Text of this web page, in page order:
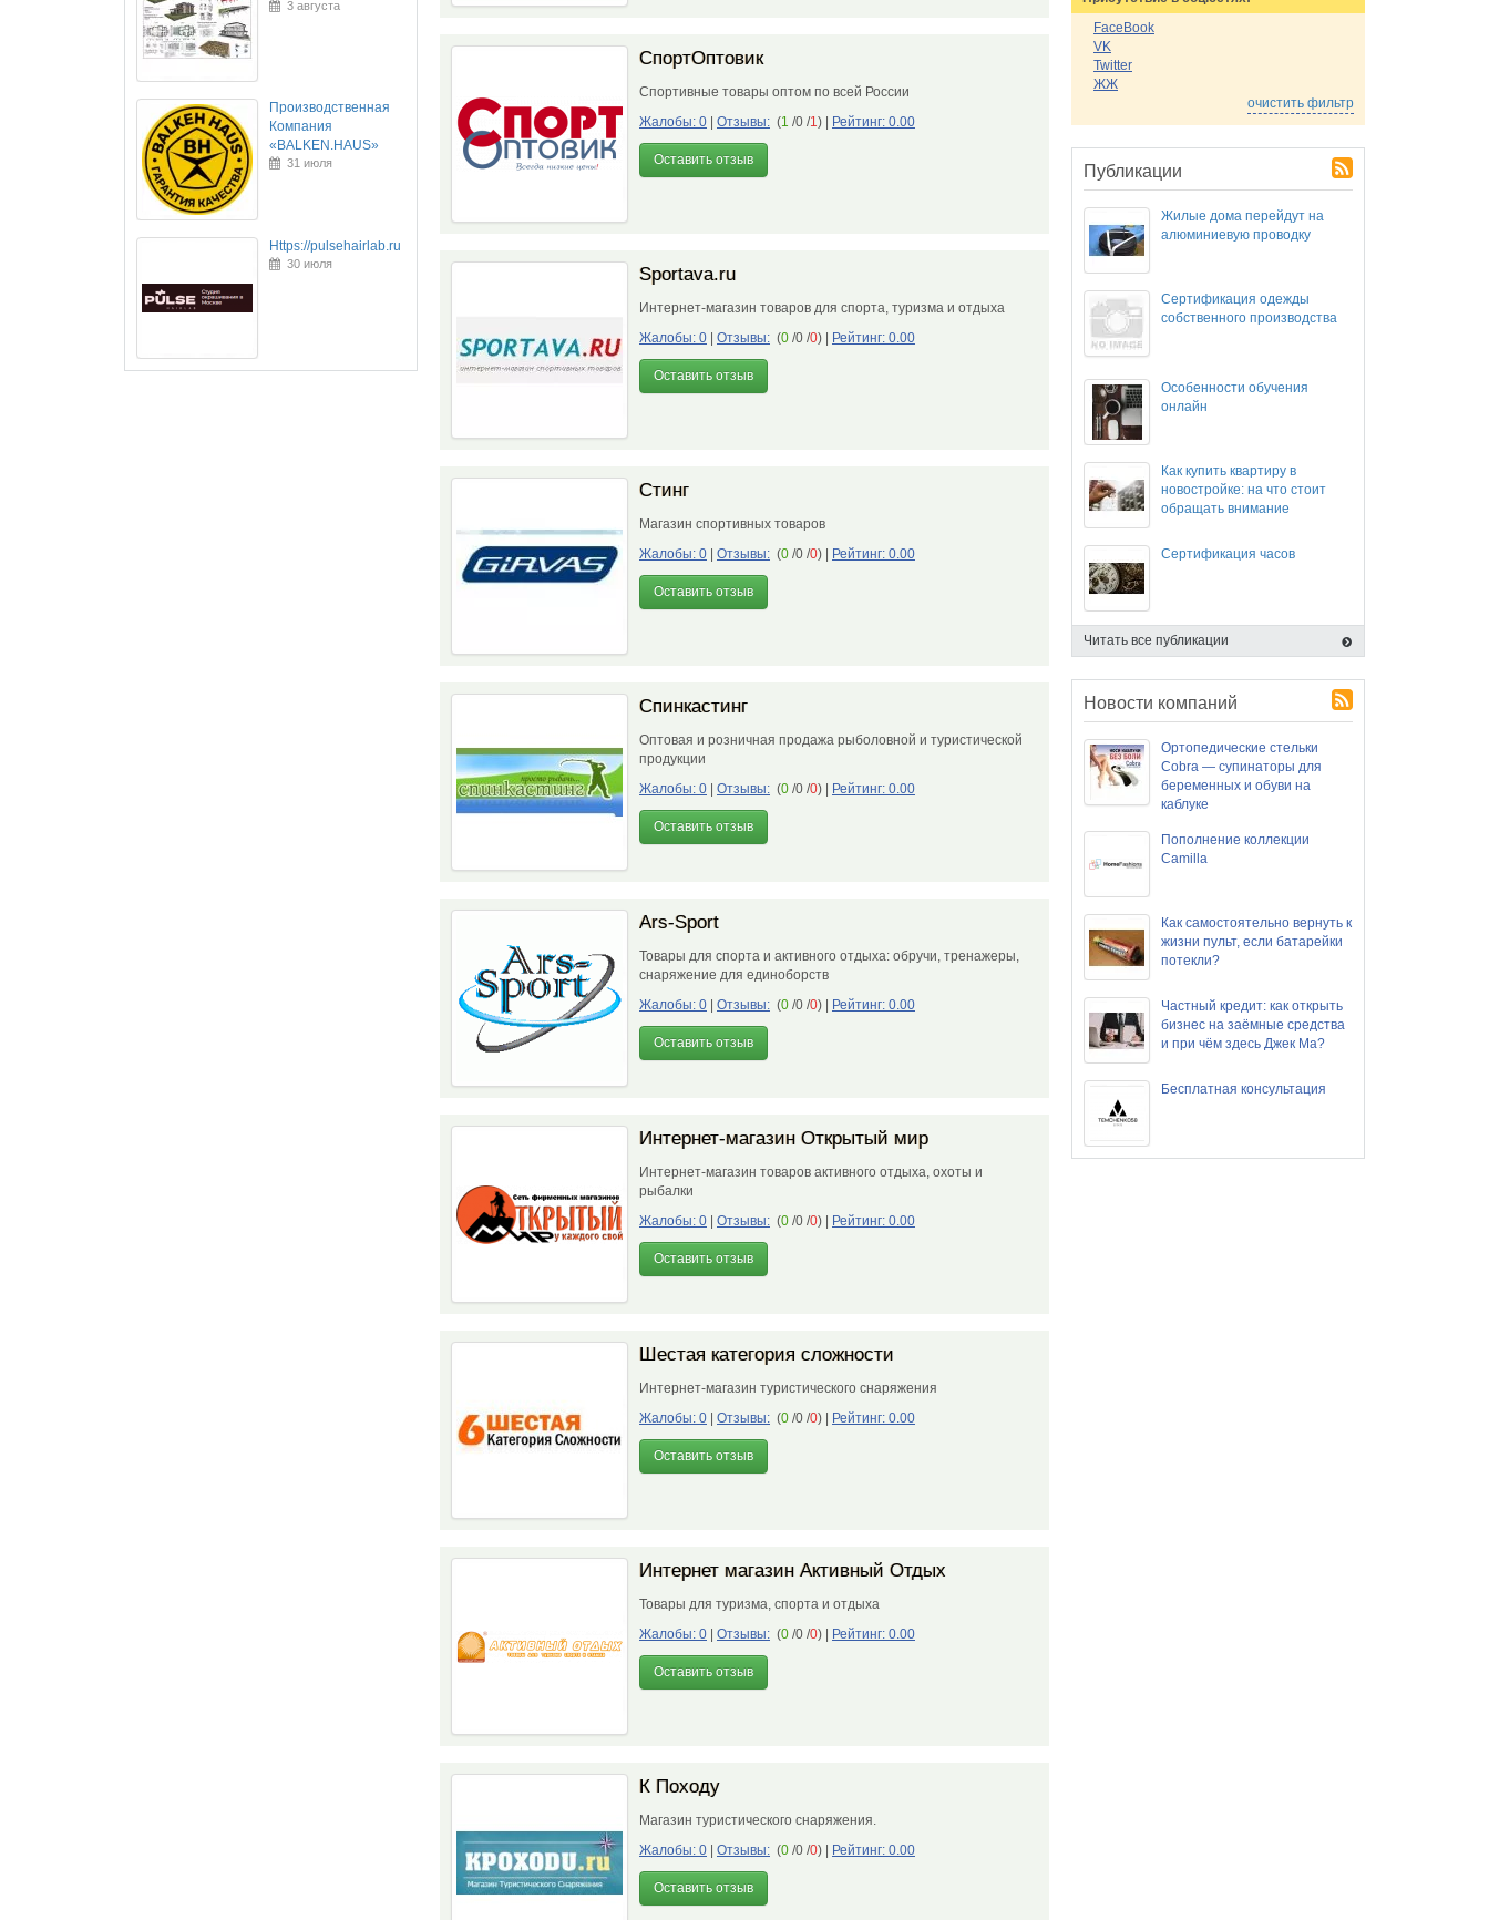
СпортОптовик
Спортивные товары оптом по всей России
Жалобы: 0
Отзывы: (1 /0 /1) Рейтинг: 0.00
Оставить отзыв
Sportava.ru
Интернет-магазин товаров для спорта, туризма и отдыха
Жалобы: 0
Отзывы: (0 /0 /0) Рейтинг: 0.00
Оставить отзыв
Стинг
Магазин спортивных товаров
Жалобы: 0
Отзывы: (0 /0 /0) Рейтинг: 0.00
Оставить отзыв
Спинкастинг
Оптовая и розничная продажа рыболовной и туристической
продукции
Жалобы: 0
Отзывы: (0 /0 /0) Рейтинг: 0.00
Оставить отзыв
Ars-Sport
Товары для спорта и активного отдыха: обручи, тренажеры,
снаряжение для единоборств
Жалобы: 0
Отзывы: (0 /0 /0) Рейтинг: 0.00
Оставить отзыв
Интернет-магазин Открытый мир
Интернет-магазин товаров активного отдыха, охоты и
рыбалки
Жалобы: 0
Отзывы: (0 /0 /0) Рейтинг: 0.00
Оставить отзыв
Шестая категория сложности
Интернет-магазин туристического снаряжения
Жалобы: 0
Отзывы: (0 /0 /0) Рейтинг: 0.00
Оставить отзыв
Интернет магазин Активный Отдых
Товары для туризма, спорта и отдыха
Жалобы: 0
Отзывы: (0 /0 /0) Рейтинг: 0.00
Оставить отзыв
К Походу
Магазин туристического снаряжения.
Жалобы: 0
Отзывы: (0 /0 /0) Рейтинг: 0.00
Оставить отзыв
3 августа
Производственная
Компания
«BALKEN.HAUS»
31 июля
Https://pulsehairlab.ru
30 июля
FaceBook
VK
Twitter
ЖЖ
очистить фильтр
Публикации
Жилые дома перейдут на
алюминиевую проводку
Сертификация одежды
собственного производства
Особенности обучения
онлайн
Как купить квартиру в
новостройке: на что стоит
обращать внимание
Сертификация часов
Читать все публикации
Новости компаний
Ортопедические стельки
Cobra — супинаторы для
беременных и обуви на
каблуке
Пополнение коллекции
Camilla
Как самостоятельно вернуть к
жизни пульт, если батарейки
потекли?
Частный кредит: как открыть
бизнес на заёмные средства
и при чём здесь Джек Ма?
Бесплатная консультация